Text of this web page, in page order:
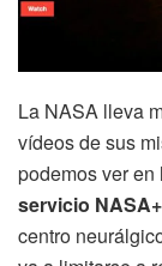
La NASA lleva
vídeos de sus
podemos ver
servicio NASA+
centro